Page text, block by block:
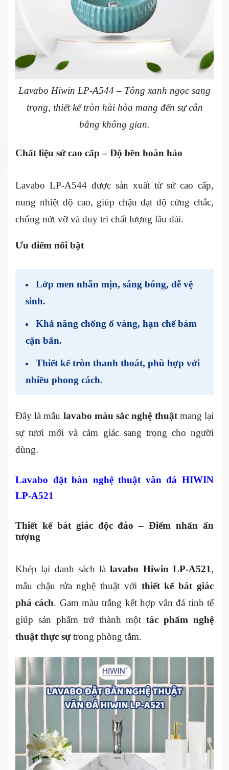
Lavabo Hiwin LP-A544 – Tông xanh ngọc sang
trọng, thiết kế tròn hài hòa mang đến sự cân
bằng không gian.
Chất liệu sứ cao cấp – Độ bền hoàn hảo
Lavabo LP-A544 được sản xuất từ sứ cao cấp,
nung nhiệt độ cao, giúp chậu đạt độ cứng chắc,
chống nứt vỡ và duy trì chất lượng lâu dài.
Ưu điểm nổi bật
Lớp men nhẵn mịn, sáng bóng, dễ vệ
sinh.
Khả năng chống ố vàng, hạn chế bám
cặn bẩn.
Thiết kế tròn thanh thoát, phù hợp với
nhiều phong cách.
Đây là mẫu lavabo màu sắc nghệ thuậtmang lại
sự tươi mới và cảm giác sang trọng cho người
dùng.
Lavabo đặt bàn nghệ thuật vân đá HIWIN
LP-A521
Thiết kế bát giác độc đáo – Điểm nhấn ấn
tượng
Khép lại danh sách làlavabo Hiwin LP-A521,
mẫu chậu rửa nghệ thuật với thiết kế bát giác
phá cách. Gam màu trắng kết hợp vân đá tinh tế
giúp sản phẩm trở thành mộttác phẩm nghệ
thuật thực sựtrong phòng tắm.